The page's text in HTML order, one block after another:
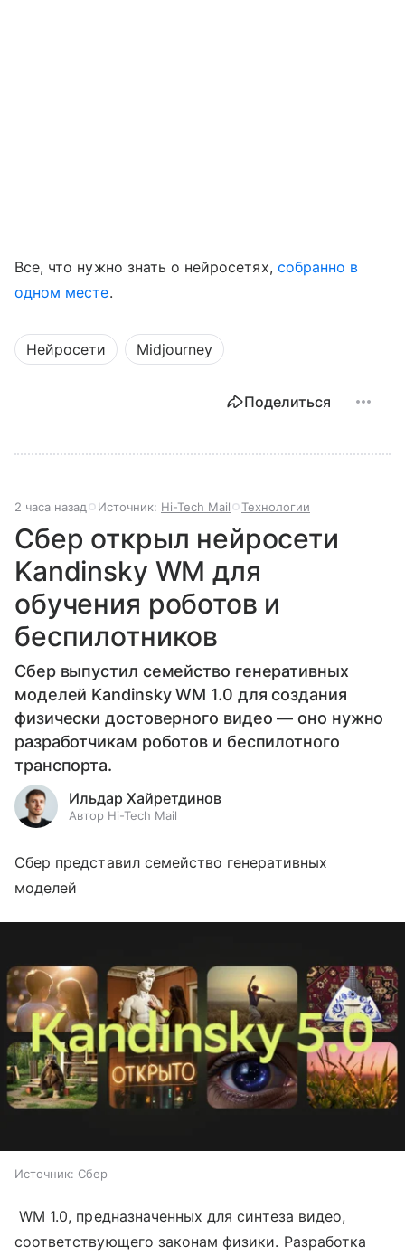
Все, что нужно знать о нейросетях, собранно в
одном месте.
Нейросети Midjourney
Поделиться
2 часа назад Источник: Hi-Tech Mail Технологии
Сбер открыл нейросети
Kandinsky WM для
обучения роботов и
беспилотников
Сбер выпустил семейство генеративных
моделей Kandinsky WM 1.0 для создания
физически достоверного видео — оно нужно
разработчикам роботов и беспилотного
транспорта.
Ильдар Хайретдинов
Автор Hi-Tech Mail
Сбер представил семейство генеративных
моделей
Источник: Сбер
WM 1.0, предназначенных для синтеза видео,
соответствующего законам физики. Разработка